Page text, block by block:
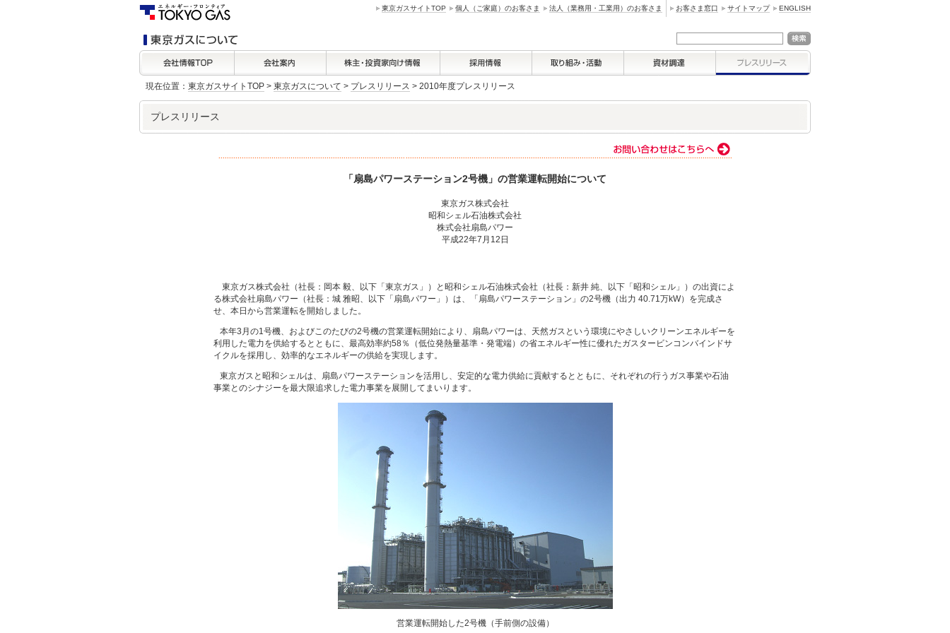
東京ガスサイトTOP 個人（ご家庭）のお客さま 法人（業務用・工業用）のお客さま お客さま窓口 サイトマップ ENGLISH
現在位置： 東京ガスサイトTOP > 東京ガスについて > プレスリリース > 2010年度プレスリリース
プレスリリース
「扇島パワーステーション2号機」の営業運転開始について
東京ガス株式会社
昭和シェル石油株式会社
株式会社扇島パワー
平成22年7月12日
東京ガス株式会社（社長：岡本 毅、以下「東京ガス」）と昭和シェル石油株式会社（社長：新井 純、以下「昭和シェル」）の出資によ
る株式会社扇島パワー（社長：城 雅昭、以下「扇島パワー」）は、「扇島パワーステーション」の2号機（出力 40.71万kW）を完成さ
せ、本日から営業運転を開始しました。
本年3月の1号機、およびこのたびの2号機の営業運転開始により、扇島パワーは、天然ガスという環境にやさしいクリーンエネルギーを
利用した電力を供給するとともに、最高効率約58％（低位発熱量基準・発電端）の省エネルギー性に優れたガスタービンコンバインドサ
イクルを採用し、効率的なエネルギーの供給を実現します。
東京ガスと昭和シェルは、扇島パワーステーションを活用し、安定的な電力供給に貢献するとともに、それぞれの行うガス事業や石油
事業とのシナジーを最大限追求した電力事業を展開してまいります。
営業運転開始した2号機（手前側の設備）